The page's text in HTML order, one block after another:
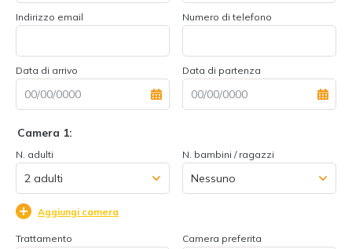
Indirizzo email Numero di telefono
Data di arrivo Data di partenza
Camera 1:
N. adulti N. bambini / ragazzi
Aggiungi camera
Trattamento Camera preferita